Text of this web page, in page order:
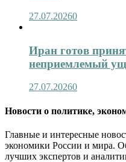
27.07.20260
Иран готов
неприемлемый
27.07.20260
Новости о политике,
Главные и интересные
экономики России и мира.
лучших экспертов и